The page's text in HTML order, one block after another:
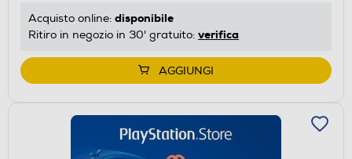
Acquisto online: disponibile
Ritiro in negozio in 30' gratuito: verifica
AGGIUNGI